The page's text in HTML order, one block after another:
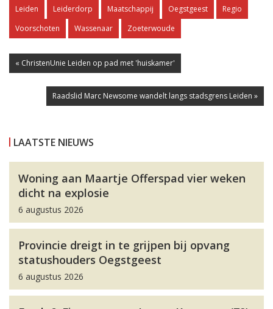
Leiden Leiderdorp Maatschappij Oegstgeest
Regio
Voorschoten
Wassenaar Zoeterwoude
« ChristenUnie Leiden op pad met 'huiskamer'
Raadslid Marc Newsome wandelt langs stadsgrens Leiden »
LAATSTE NIEUWS
Woning aan Maartje Offerspad vier weken
dicht na explosie
6 augustus 2026
Provincie dreigt in te grijpen bij opvang
statushouders Oegstgeest
6 augustus 2026